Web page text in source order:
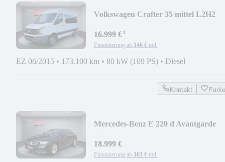
Volkswagen Crafter 35 mittel L2H2
16.999 €¹
Finanzierung ab 146 € mtl.
EZ 06/2015 • 173.100 km • 80 kW (109 PS) • Diesel
Kontakt
Mercedes-Benz E 220 d Avantgarde
18.999 €
Finanzierung ab 163 € mtl.